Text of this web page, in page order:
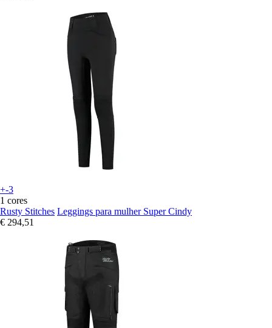
+-3
1 cores
Rusty Stitches Leggings para mulher Super Cindy
€ 294,51